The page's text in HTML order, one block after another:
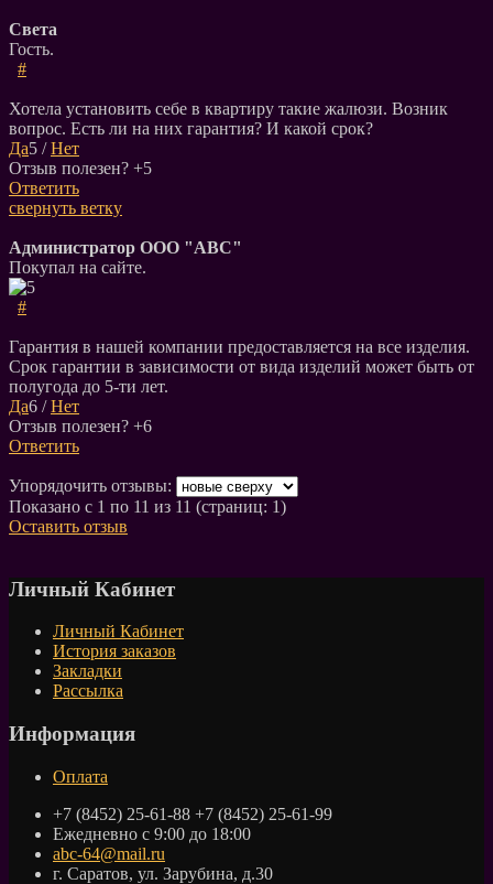
Света
Гость.
#
Хотела установить себе в квартиру такие жалюзи. Возник
вопрос. Есть ли на них гарантия? И какой срок?
Да5 /Нет
Отзыв полезен? +5
Ответить
свернуть ветку
Администратор ООО "АВС"
Покупал на сайте.
#
Гарантия в нашей компании предоставляется на все изделия.
Срок гарантии в зависимости от вида изделий может быть от
полугода до 5-ти лет.
Да6 /Нет
Отзыв полезен? +6
Ответить
Упорядочить отзывы:
Показано с 1 по 11 из 11 (страниц: 1)
Оставить отзыв
Личный Кабинет
Личный Кабинет
История заказов
Закладки
Рассылка
Информация
Оплата
+7 (8452) 25-61-88 +7 (8452) 25-61-99
Ежедневно с 9:00 до 18:00
abc-64@mail.ru
г. Саратов, ул. Зарубина, д.30